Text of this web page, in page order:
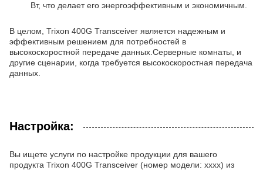
Вт, что делает его энергоэффективным и экономичным.
В целом, Trixon 400G Transceiver является надежным и
эффективным решением для потребностей в
высокоскоростной передаче данных.Серверные комнаты, и
другие сценарии, когда требуется высокоскоростная передача
данных.
Настройка:
Вы ищете услуги по настройке продукции для вашего
продукта Trixon 400G Transceiver (номер модели: xxxx) из